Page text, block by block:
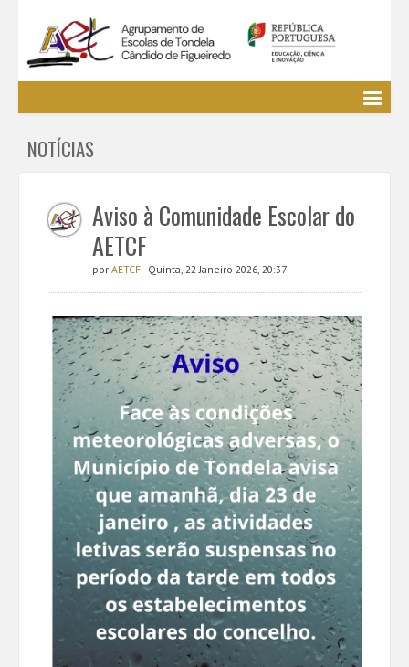
EE / Alunos
Cursos Profissionais
Bibliotecas
Media AETCF
Legislação
Utilizador não identificado. (Entrar)
NOTÍCIAS
Aviso à Comunidade Escolar do
AETCF
por AETCF- Quinta, 22 Janeiro 2026, 20:37